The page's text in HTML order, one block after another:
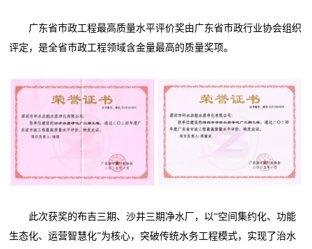
广东省市政工程最高质量水平评价奖由广东省市政行业协会组织
评定，是全省市政工程领域含金量最高的质量奖项。
此次获奖的布吉三期、沙井三期净水厂，以“空间集约化、功能
生态化、运营智慧化”为核心，突破传统水务工程模式，实现了治水